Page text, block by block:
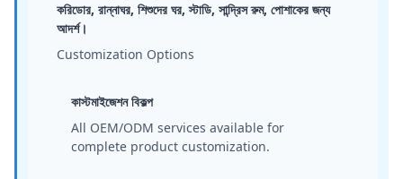
করিডোর, রান্নাঘর, শিশুদের ঘর, স্টাডি, সান্দ্রিস রুম, পোশাকের জন্য
আদর্শ।
Customization Options
কাস্টমাইজেশন বিকল্প
All OEM/ODM services available for
complete product customization.